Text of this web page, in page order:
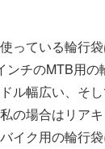
っている輪行
ンチのMTB用
ル幅広い、そ
の場合はリア
イク用の輪行